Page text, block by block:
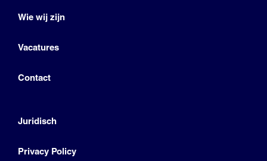
Wie wij zijn
Vacatures
Contact
Juridisch
Privacy Policy